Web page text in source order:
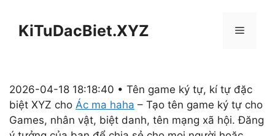
KiTuDacBiet.XYZ Menu
2026-04-18 18:18:40 • Tên game ký tự, kí tự đặc
biệt XYZ cho Ác ma haha – Tạo tên game ký tự cho
Games, nhân vật, biệt danh, tên mạng xã hội. Đăng